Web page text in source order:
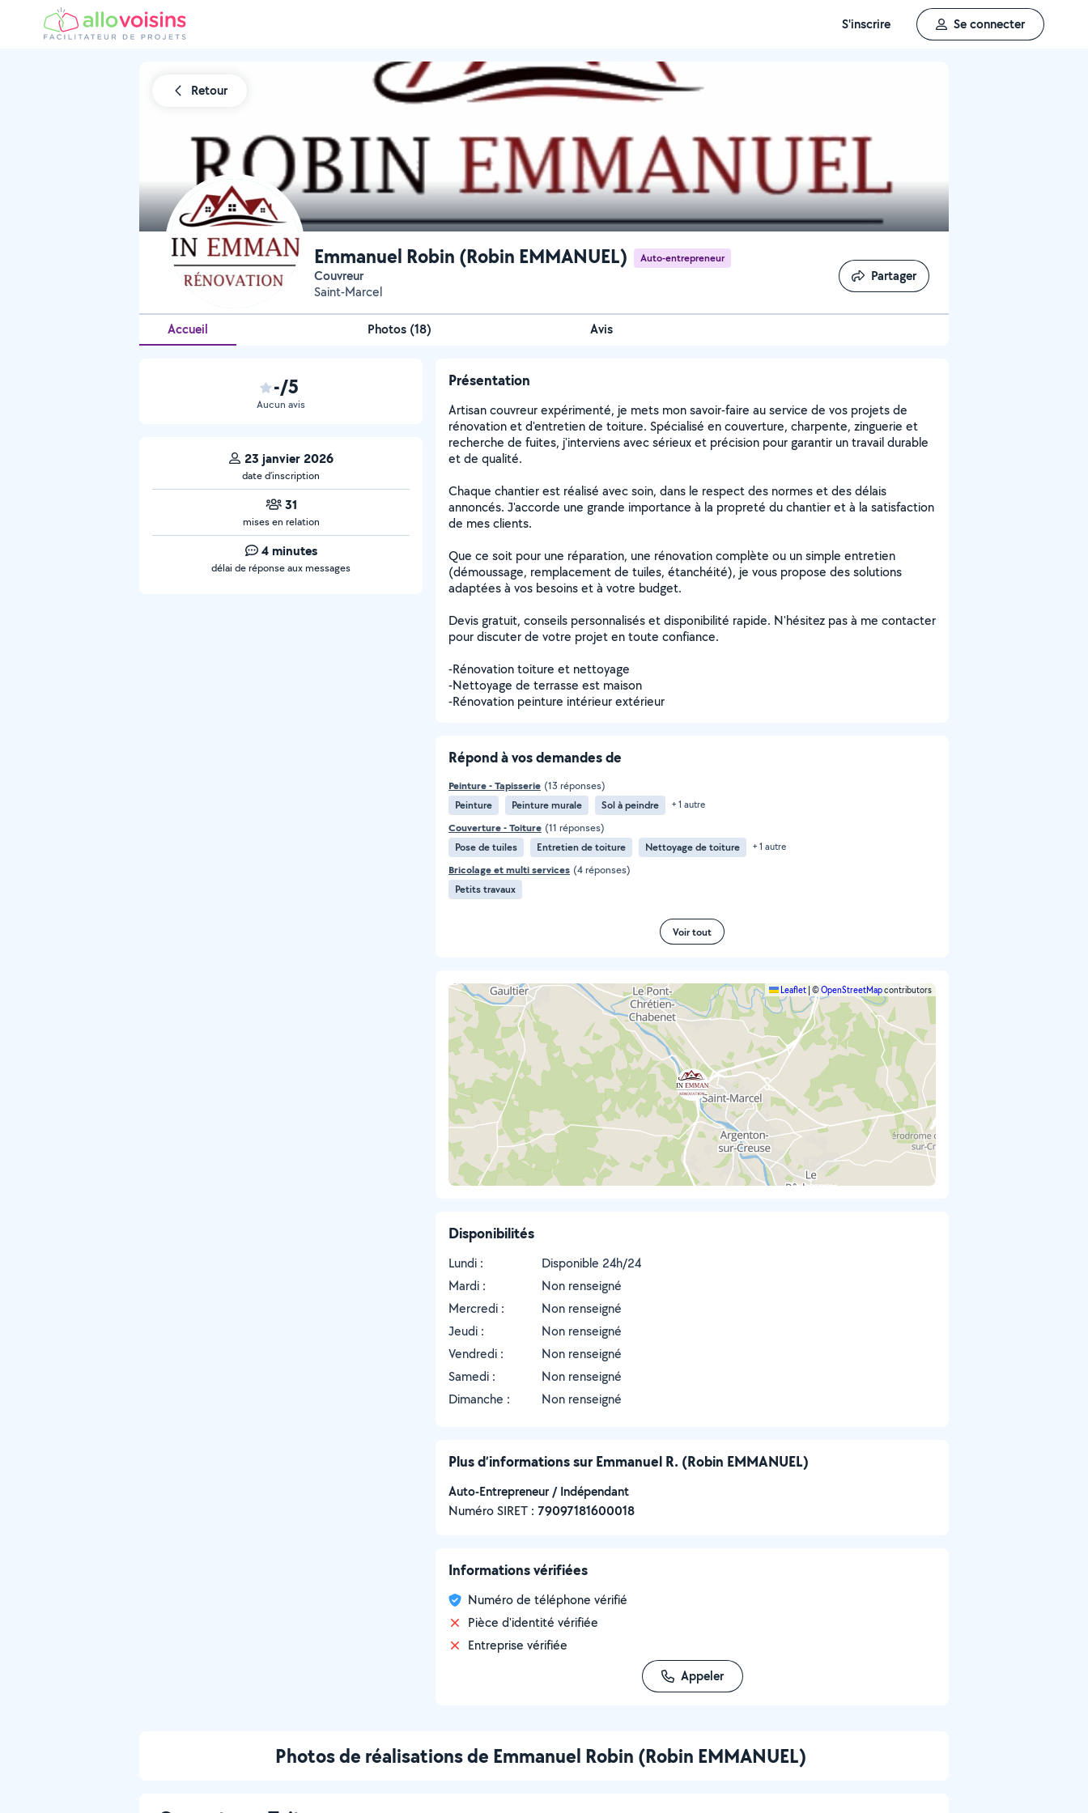
S'inscrire Se connecter
Retour
Emmanuel Robin (Robin EMMANUEL) Auto-entrepreneur
Couvreur
Saint-Marcel
Partager
Partager
Accueil Photos (18) Avis
-/5
Aucun avis
23 janvier 2026
date d’inscription
31
mises en relation
4 minutes
délai de réponse aux messages
Présentation
Artisan couvreur expérimenté, je mets mon savoir-faire au service de vos projets de
rénovation et d'entretien de toiture. Spécialisé en couverture, charpente, zinguerie et
recherche de fuites, j'interviens avec sérieux et précision pour garantir un travail durable
et de qualité.
Chaque chantier est réalisé avec soin, dans le respect des normes et des délais
annoncés. J'accorde une grande importance à la propreté du chantier et à la satisfaction
de mes clients.
Que ce soit pour une réparation, une rénovation complète ou un simple entretien
(démoussage, remplacement de tuiles, étanchéité), je vous propose des solutions
adaptées à vos besoins et à votre budget.
Devis gratuit, conseils personnalisés et disponibilité rapide. N'hésitez pas à me contacter
pour discuter de votre projet en toute confiance.
-Rénovation toiture et nettoyage
-Nettoyage de terrasse est maison
-Rénovation peinture intérieur extérieur
Répond à vos demandes de
Peinture - Tapisserie (13 réponses)
Peinture
Peinture murale Sol à peindre + 1 autre
Couverture - Toiture (11 réponses)
Pose de tuiles
Entretien de toiture Nettoyage de toiture + 1 autre
Bricolage et multi services (4 réponses)
Petits travaux
Voir tout
Leaflet ©OpenStreetMapcontributors
Disponibilités
Lundi :
Disponible 24h/24
Mardi :
Non renseigné
Mercredi :
Non renseigné
Jeudi :
Non renseigné
Vendredi :
Non renseigné
Samedi :
Non renseigné
Dimanche :
Non renseigné
Plus d’informations sur Emmanuel R. (Robin EMMANUEL)
Auto-Entrepreneur / Indépendant
Numéro SIRET : ‍79097181600018
Informations vérifiées
Numéro de téléphone vérifié
Pièce d'identité vérifiée
Entreprise vérifiée
Appeler
Photos de réalisations de Emmanuel Robin (Robin EMMANUEL)